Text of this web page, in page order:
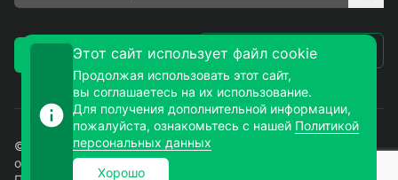
Заказать звонок Написать письмо
© 2026. ЗУМ-СМД – продажа электронных компонентов
оптом и в розницу. Все права защищены.
Этот сайт использует файл cookie
Продолжая использовать этот сайт,
вы соглашаетесь на их использование.
Для получения дополнительной информации,
пожалуйста, ознакомьтесь с нашей Политикой
персональных данных
Хорошо